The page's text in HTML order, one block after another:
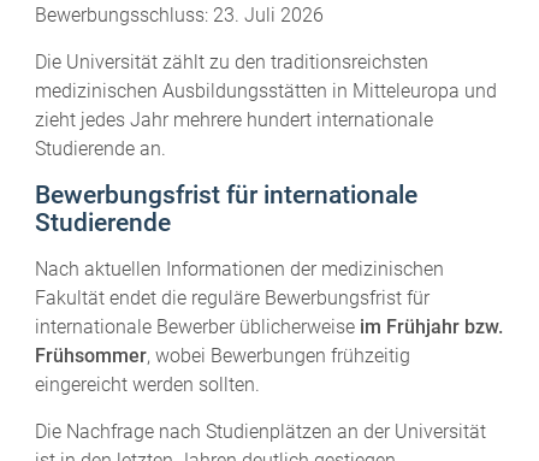
Bewerbungsschluss: 23. Juli 2026
Die Universität zählt zu den traditionsreichsten
medizinischen Ausbildungsstätten in Mitteleuropa und
zieht jedes Jahr mehrere hundert internationale
Studierende an.
Bewerbungsfrist für internationale
Studierende
Nach aktuellen Informationen der medizinischen
Fakultät endet die reguläre Bewerbungsfrist für
internationale Bewerber üblicherweise im Frühjahr bzw.
Frühsommer, wobei Bewerbungen frühzeitig
eingereicht werden sollten.
Die Nachfrage nach Studienplätzen an der Universität